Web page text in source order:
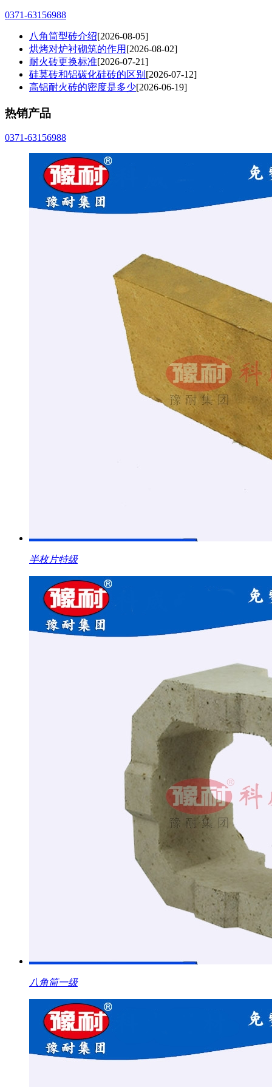
0371-63156988
八角筒型砖介绍[2026-08-05]
烘烤对炉衬砌筑的作用 [2026-08-02]
耐火砖更换标准[2026-07-21]
硅莫砖和铝碳化硅砖的区别 [2026-07-12]
高铝耐火砖的密度是多少[2026-06-19]
热销产品
0371-63156988
半枚片特级
八角筒一级